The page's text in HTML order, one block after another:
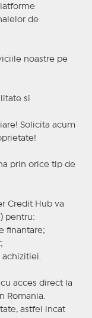
de
noastre pe
si
Solicita acum
prin orice tip de
Credit Hub va
pentru:
finantare;
acces direct la
Romania.
astfel incat